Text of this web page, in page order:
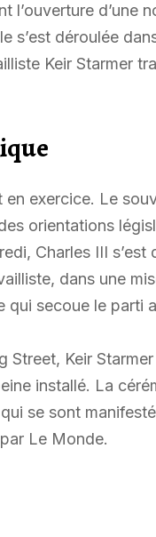
d’une
s’est déroulée
Keir Starmer
exercice. Le
orientations
Charles III
dans une
qui secoue le parti
Street, Keir
installé. La
se sont
Le Monde.